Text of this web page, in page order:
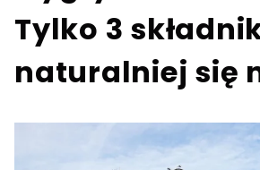
Tylko 3
naturalniej się